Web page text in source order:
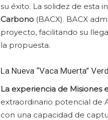
su éxito. La solidez de esta
Carbono (BACX). BACX
proyecto, facilitando su
la propuesta.
La Nueva “Vaca Muerta”
La experiencia de Misiones
extraordinario potencial de
con una capacidad de